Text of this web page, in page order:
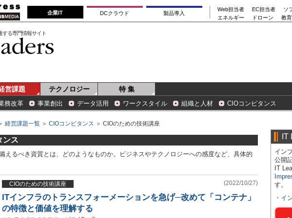
企業IT DCクラウド 製品導入
Web担当者 EC担当者
ソ
エネルギー
ドローン 教
する専門情報サイト
営課題 テクノロジー 特 集
務改革 事業創出 データ活用 ワークスタイル 組織と人材 CIOコンピタンス
経営課題一覧 ＞ CIOコンピタンス ＞ CIOのための技術講座
ンス
えるべき資質とは、どのようなものか。ビジネスやテクノロジーへの感度など、具体的
CIOのための技術講座 (2022/10/27)
ITインフラのトランスフォーメーションを急げ─改めて「コンテナ」
の特徴と価値を理解する
IT
イン
公開
IT
す。
・ イ